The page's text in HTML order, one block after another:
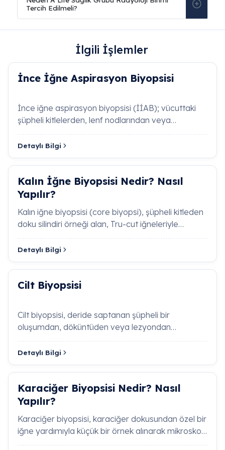
Sıkça Sorulan Sorular
Kalitesini Nasıl Etkiler?
Artefakt; hastanın vücudundaki implantlar,
veya çekim esnasındaki milimetrik hareketler
nedeniyle görüntünün üzerinde sinsi şekilde
gerçeği yansıtmayan yapay çizgiler ve
gölgelenmelerdir. Anatominin tahlil edilmesini
zorlaştırarak tanısal netliği sinsi bozar.
Engellenmesinde, hastanın çekim boyunca
hareketsiz kalması ve radyoloji ünitesinde metal
eliminasyon protokollerinin eksiksiz kurgulanması
Kontrastlı MR İncelemesinde Gadolinyum
Maddesi Neden Kullanılır?
MR Artrografi Nedir, Klasik Eklem
Emarlarından Farkı Nedir?
Çok Kesitli Bilgisayarlı Tomografide (MDCT)
Kesit Sayısı Neden Önemlidir?
Beyin Anevrizması Teşhisinde MR Anjiyografi
(MRA) Nasıl Bir Kolaylık Sağlar?
Dinamik Karaciğer BT/MR İncelemesi Nedir,
Tümör Teşhisinde Nasıl İşler?
İlgili İşlemler
İnce İğne Aspirasyon Biyopsisi
İnce iğne aspirasyon biyopsisi (İİAB); vücuttaki
şüpheli kitlelerden, lenf nodlarından veya
şişliklerden çok ince bir iğne …
Detaylı Bilgi
Kalın İğne Biyopsisi Nedir? Nasıl
Yapılır?
Kalın iğne biyopsisi (core biyopsi), şüpheli kitleden
doku silindiri örneği alan, Tru-cut iğneleriyle
uygulanan minimal invaziv bi…
Detaylı Bilgi
Cilt Biyopsisi
Cilt biyopsisi, deride saptanan şüpheli bir
oluşumdan, döküntüden veya lezyondan
mikroskobik inceleme yapılmak üzer…
Detaylı Bilgi
Karaciğer Biyopsisi Nedir? Nasıl
Yapılır?
Karaciğer biyopsisi, karaciğer dokusundan özel bir
iğne yardımıyla küçük bir örnek alınarak mikroskop
altında inc…